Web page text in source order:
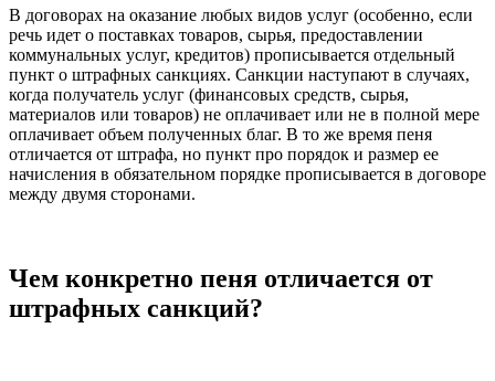
В договорах на оказание любых видов услуг (особенно, если
речь идет о поставках товаров, сырья, предоставлении
коммунальных услуг, кредитов) прописывается отдельный
пункт о штрафных санкциях. Санкции наступают в случаях,
когда получатель услуг (финансовых средств, сырья,
материалов или товаров) не оплачивает или не в полной мере
оплачивает объем полученных благ. В то же время пеня
отличается от штрафа, но пункт про порядок и размер ее
начисления в обязательном порядке прописывается в договоре
между двумя сторонами.
Чем конкретно пеня отличается от
штрафных санкций?